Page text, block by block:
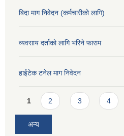
बिदा माग निवेदन (कर्मचारीको लागि)
व्यवसाय दर्ताको लागि भरिने फाराम
हाईटेक टनेल माग निवेदन
Pages
1 2 3 4
अन्य